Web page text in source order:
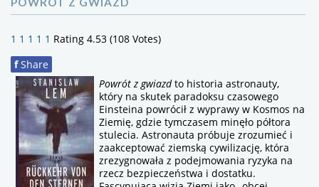
1 1 1 1 1 Rating 4.53 (108 Votes)
f Share
Powrót z gwiazdto historia astronauty,
który na skutek paradoksu czasowego
Einsteina powrócił z wyprawy w Kosmos na
Ziemię, gdzie tymczasem minęło półtora
stulecia. Astronauta próbuje zrozumieć i
zaakceptować ziemską cywilizację, która
zrezygnowała z podejmowania ryzyka na
rzecz bezpieczeństwa i dostatku.